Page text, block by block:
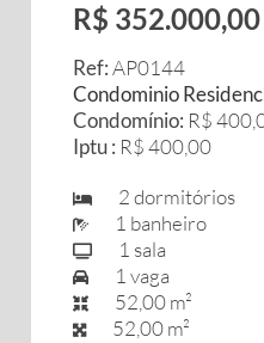
R$ 352.000,00
Ref:AP0144
Condominio
Condomínio: R$
Iptu : R$ 400,00
2 dormitórios
1 banheiro
1 sala
1 vaga
52,00 m²
52,00 m²